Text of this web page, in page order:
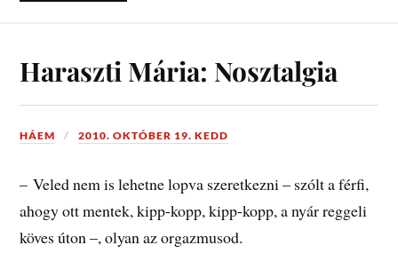
Haraszti Mária: Nosztalgia
HÁEM 2010. OKTÓBER 19. KEDD
– Veled nem is lehetne lopva szeretkezni – szólt a férfi,
ahogy ott mentek, kipp-kopp, kipp-kopp, a nyár reggeli
köves úton –, olyan az orgazmusod.